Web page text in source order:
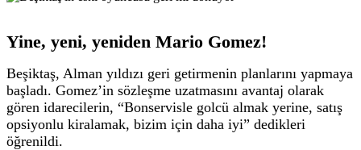
Yine, yeni, yeniden Mario Gomez!
Beşiktaş, Alman yıldızı geri getirmenin planlarını yapmaya
başladı. Gomez’in sözleşme uzatmasını avantaj olarak
gören idarecilerin, “Bonservisle golcü almak yerine, satış
opsiyonlu kiralamak, bizim için daha iyi” dedikleri
öğrenildi.